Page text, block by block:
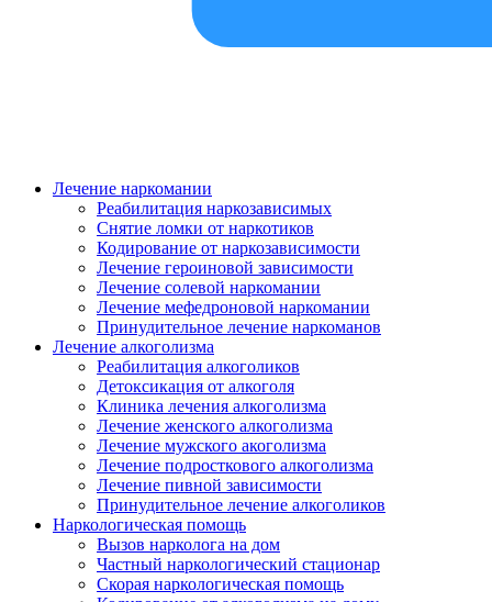
Лечение наркомании
Реабилитация наркозависимых
Снятие ломки от наркотиков
Кодирование от наркозависимости
Лечение героиновой зависимости
Лечение солевой наркомании
Лечение мефедроновой наркомании
Принудительное лечение наркоманов
Лечение алкоголизма
Реабилитация алкоголиков
Детоксикация от алкоголя
Клиника лечения алкоголизма
Лечение женского алкоголизма
Лечение мужского акоголизма
Лечение подросткового алкоголизма
Лечение пивной зависимости
Принудительное лечение алкоголиков
Наркологическая помощь
Вызов нарколога на дом
Частный наркологический стационар
Скорая наркологическая помощь